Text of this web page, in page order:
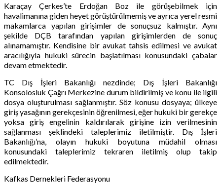
Karaçay Çerkes’te Erdoğan Boz ile görüşebilmek için
havalimanına giden heyet görüştürülmemiş ve ayrıca yerel resmi
makamlarca yapılan girişimler de sonuçsuz kalmıştır. Aynı
şekilde DÇB tarafından yapılan girişimlerden de sonuç
alınamamıştır. Kendisine bir avukat tahsis edilmesi ve avukat
aracılığıyla hukuki sürecin başlatılması konusundaki çabalar
devam etmektedir.
TC Dış İşleri Bakanlığı nezdinde; Dış İşleri Bakanlığı
Konsolosluk Çağrı Merkezine durum bildirilmiş ve konu ile ilgili
dosya oluşturulması sağlanmıştır. Söz konusu dosyaya; ülkeye
giriş yasağının gerekçesinin öğrenilmesi, eğer hukuki bir gerekçe
yoksa giriş engelinin kaldırılarak girişine izin verilmesinin
sağlanması şeklindeki taleplerimiz iletilmiştir. Dış İşleri
Bakanlığı’na, olayın hukuki boyutuna müdahil olması
konusundaki taleplerimiz tekraren iletilmiş olup takip
edilmektedir.
Kafkas Dernekleri Federasyonu